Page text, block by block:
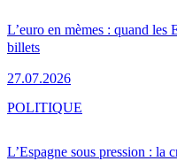
L’euro en mèmes : quand les
billets
27.07.2026
L’Espagne sous pression : la
POLITIQUE